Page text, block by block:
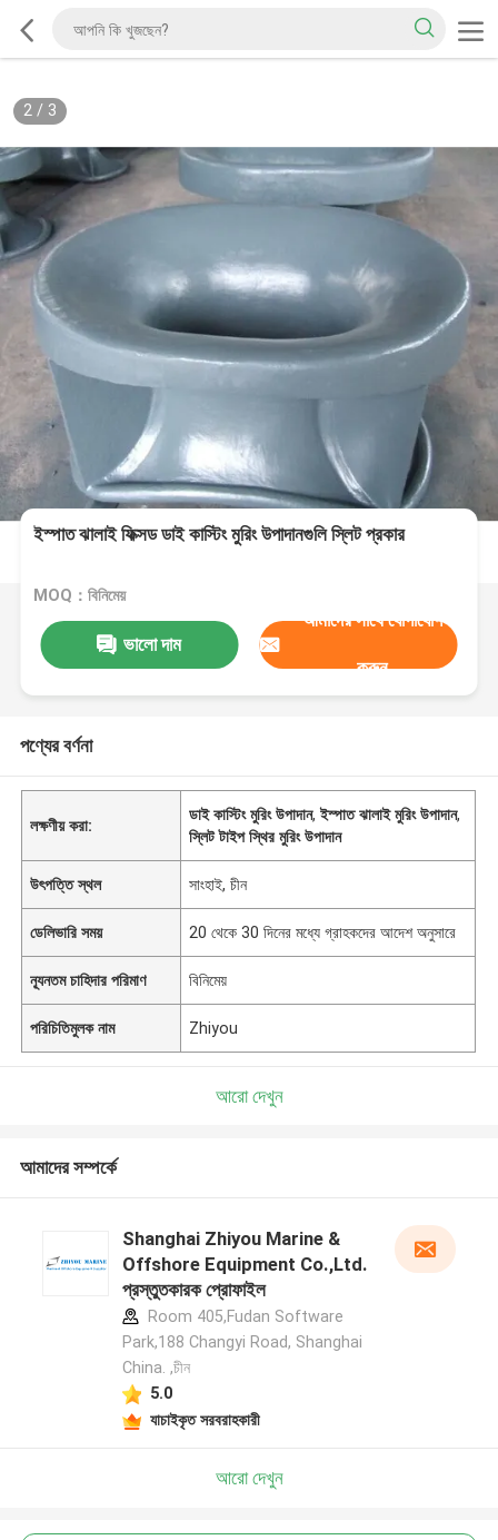
2/ 3
ইস্পাত ঝালাই ফিক্সড ডাই কাস্টিং মুরিং উপাদানগুলি স্লিট প্রকার
MOQ：বিনিমেয়
ভালো দাম
আমাদের সাথে যোগাযোগ
করুন
পণ্যের বর্ণনা
লক্ষণীয় করা:
ডাই কাস্টিং মুরিং উপাদান,ইস্পাত ঝালাই মুরিং উপাদান,
স্লিট টাইপ স্থির মুরিং উপাদান
উৎপত্তি স্থল সাংহাই, চীন
ডেলিভারি সময় 20 থেকে 30 দিনের মধ্যে গ্রাহকদের আদেশ অনুসারে
ন্যূনতম চাহিদার পরিমাণ বিনিমেয়
পরিচিতিমুলক নাম Zhiyou
আরো দেখুন
আমাদের সম্পর্কে
Shanghai Zhiyou Marine &
Offshore Equipment Co.,Ltd.
প্রস্তুতকারক প্রোফাইল
Room 405,Fudan Software
Park,188 Changyi Road, Shanghai
China. ,চীন
5.0
যাচাইকৃত সরবরাহকারী
আরো দেখুন